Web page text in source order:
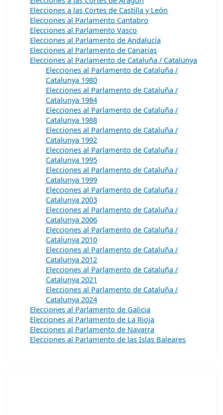
Elecciones a las Cortes de Castilla y León
Elecciones al Parlamento Cantabro
Elecciones al Parlamento Vasco
Elecciones al Parlamento de Andalucía
Elecciones al Parlamento de Canarias
Elecciones al Parlamento de Cataluña / Catalunya
Elecciones al Parlamento de Cataluña /
Catalunya 1980
Elecciones al Parlamento de Cataluña /
Catalunya 1984
Elecciones al Parlamento de Cataluña /
Catalunya 1988
Elecciones al Parlamento de Cataluña /
Catalunya 1992
Elecciones al Parlamento de Cataluña /
Catalunya 1995
Elecciones al Parlamento de Cataluña /
Catalunya 1999
Elecciones al Parlamento de Cataluña /
Catalunya 2003
Elecciones al Parlamento de Cataluña /
Catalunya 2006
Elecciones al Parlamento de Cataluña /
Catalunya 2010
Elecciones al Parlamento de Cataluña /
Catalunya 2012
Elecciones al Parlamento de Cataluña /
Catalunya 2021
Elecciones al Parlamento de Cataluña /
Catalunya 2024
Elecciones al Parlamento de Galicia
Elecciones al Parlamento de La Rioja
Elecciones al Parlamento de Navarra
Elecciones al Parlamento de las Islas Baleares